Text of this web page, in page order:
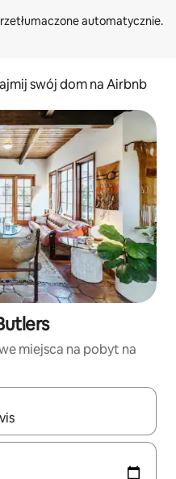
swój dom na Airbnb
miejsca na pobyt na
poruszać się po nich za